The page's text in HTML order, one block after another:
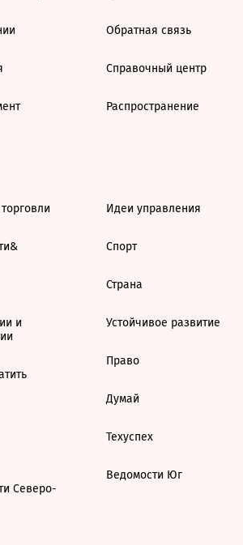
Обратная связь
Справочный центр
Распространение
и
Северо-
Идеи управления
Спорт
Страна
Устойчивое развитие
Право
Думай
Техуспех
Ведомости Юг